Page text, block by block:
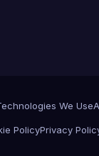
We Use
PolicyPrivacy